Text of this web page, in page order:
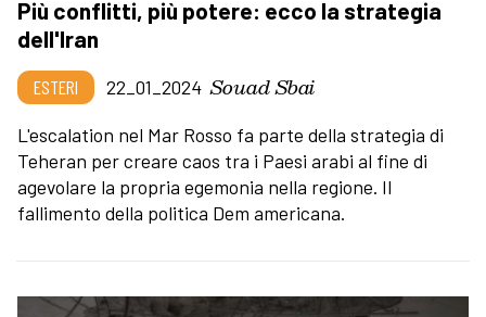
Più conflitti, più potere: ecco la strategia
dell'Iran
ESTERI 22_01_2024 Souad Sbai
L'escalation nel Mar Rosso fa parte della strategia di
Teheran per creare caos tra i Paesi arabi al fine di
agevolare la propria egemonia nella regione. Il
fallimento della politica Dem americana.